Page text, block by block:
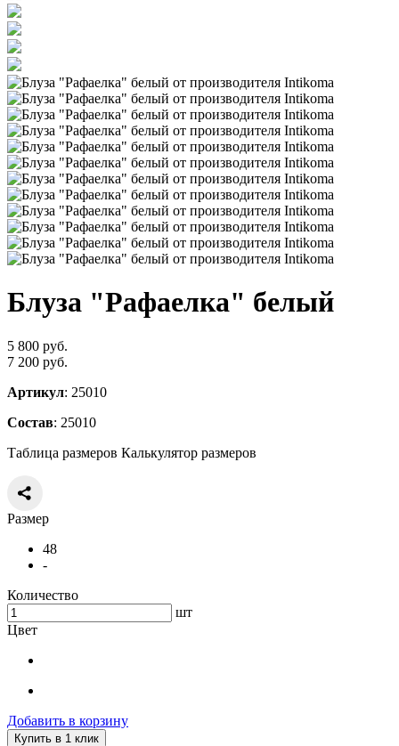
Блуза "Рафаелка" белый
5 800 руб.
7 200 руб.
Артикул: 25010
Состав: 25010
Таблица размеров Калькулятор размеров
Размер
48
-
Количество
шт
Цвет
Добавить в корзину
Купить в 1 клик